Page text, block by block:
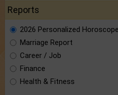
Reports
2026 Personalized
Marriage Report
Career / Job
Finance
Health & Fitness